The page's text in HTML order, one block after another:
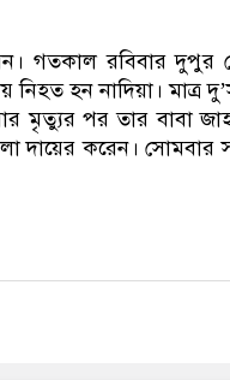
গতকাল রবিবার দুপুর
হন নাদিয়া। মাত্র
মৃত্যুর পর তার বাবা
দায়ের করেন। সোমবার